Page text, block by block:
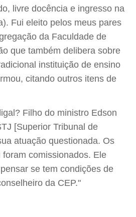
livre docência e ingresso na
Fui eleito pelos meus pares
da Faculdade de
que também delibera sobre
instituição de ensino
citando outros itens de
Filho do ministro Edson
[Superior Tribunal de
atuação questionada. Os
comissionados. Ele
se tem condições de
da CEP."